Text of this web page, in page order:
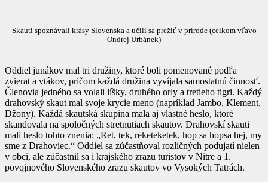
Skauti spoznávali krásy Slovenska a učili sa prežiť v prírode (celkom vľavo
Ondrej Urbánek)
Oddiel junákov mal tri družiny, ktoré boli pomenované podľa
zvierat a vtákov, pričom každá družina vyvíjala samostatnú činnosť.
Členovia jedného sa volali líšky, druhého orly a tretieho tigri. Každý
drahovský skaut mal svoje krycie meno (napríklad Jambo, Klement,
Džony). Každá skautská skupina mala aj vlastné heslo, ktoré
skandovala na spoločných stretnutiach skautov. Drahovskí skauti
mali heslo tohto znenia: „Ret, tek, reketeketek, hop sa hopsa hej, my
sme z Drahoviec.“ Oddiel sa zúčastňoval rozličných podujatí nielen
v obci, ale zúčastnil sa i krajského zrazu turistov v Nitre a 1.
povojnového Slovenského zrazu skautov vo Vysokých Tatrách.